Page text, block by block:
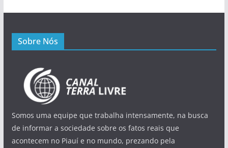
Sobre Nós
Somos uma equipe que trabalha intensamente, na busca
de informar a sociedade sobre os fatos reais que
acontecem no Piauí e no mundo, prezando pela